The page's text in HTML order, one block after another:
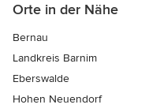
Orte in der Nähe
Bernau
Landkreis Barnim
Eberswalde
Hohen Neuendorf